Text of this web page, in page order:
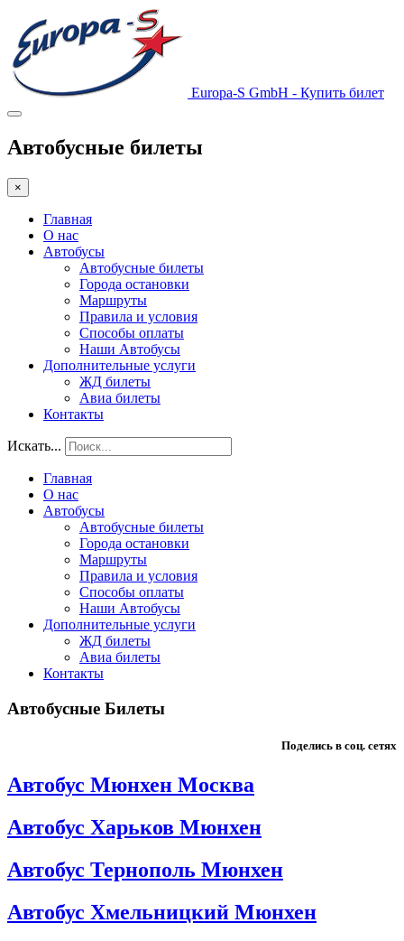
Europa-S GmbH - Купить билет
Автобусные билеты
×
Главная
О нас
Автобусы
Автобусные билеты
Города остановки
Маршруты
Правила и условия
Способы оплаты
Наши Автобусы
Дополнительные услуги
ЖД билеты
Авиа билеты
Контакты
Искать...
Главная
О нас
Автобусы
Автобусные билеты
Города остановки
Маршруты
Правила и условия
Способы оплаты
Наши Автобусы
Дополнительные услуги
ЖД билеты
Авиа билеты
Контакты
Автобусные Билеты
Поделись в соц. сетях
Автобус Мюнхен Москва
Автобус Харьков Мюнхен
Автобус Тернополь Мюнхен
Автобус Хмельницкий Мюнхен